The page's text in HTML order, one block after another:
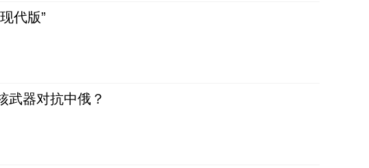
代版”
武器对抗中俄？